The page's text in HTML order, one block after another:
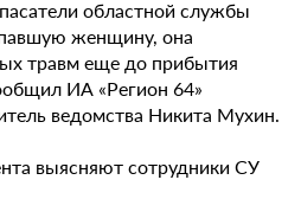
областной службы
женщину, она
травм еще до прибытия
ИА «Регион 64»
ведомства Никита Мухин.
выясняют сотрудники СУ